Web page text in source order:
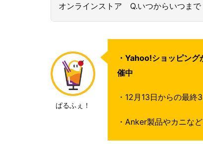
オンラインストア Q.いつからいつま
ぱるふぇ！
・Yahoo!ショッピン
催中
・12月13日からの最
・Anker製品やカニな